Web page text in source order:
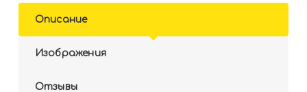
Описание
Изображения
Отзывы